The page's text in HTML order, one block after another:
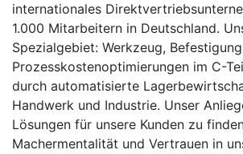
internationales
1.000 Mitarbeitern in Deutschland.
Spezialgebiet: Werkzeug,
Prozesskostenoptimierungen im C-
durch automatisierte
Handwerk und Industrie. Unser
Lösungen für unsere Kunden zu
Machermentalität und Vertrauen in